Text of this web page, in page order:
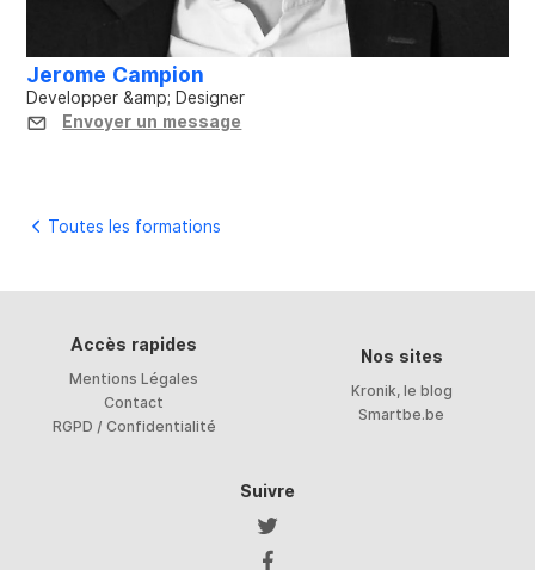
Jerome Campion
Developper &amp; Designer
Envoyer un message
Toutes les formations
Accès rapides
Mentions Légales
Contact
RGPD / Confidentialité
Nos sites
Kronik, le blog
Smartbe.be
Suivre